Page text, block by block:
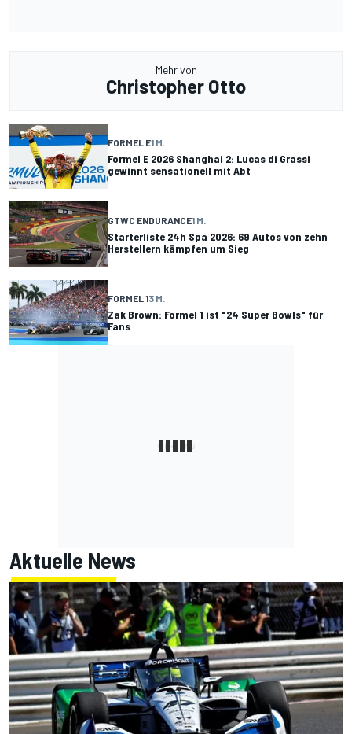
Mehr von
Christopher Otto
FORMEL E1 M.
Formel E 2026 Shanghai 2: Lucas di Grassi
gewinnt sensationell mit Abt
GTWC ENDURANCE1 M.
Starterliste 24h Spa 2026: 69 Autos von zehn
Herstellern kämpfen um Sieg
FORMEL 13 M.
Zak Brown: Formel 1 ist "24 Super Bowls" für
Fans
Aktuelle News